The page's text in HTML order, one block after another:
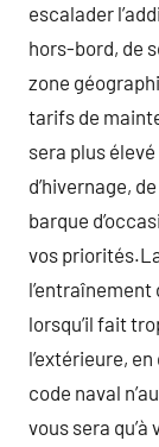
escalader
hors-bord, de
zone
tarifs de
sera plus
d’hivernage,
barque
vos
l’entraînement
lorsqu’il fait
l’extérieure,
code naval
vous sera